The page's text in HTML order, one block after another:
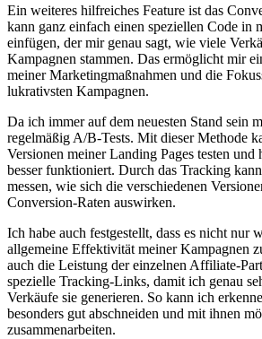
Ein⁤ weiteres ⁢hilfreiches Feature‌ ist‌ das
kann ganz einfach einen ⁣speziellen Code in
einfügen, der mir genau sagt,⁣ wie viele
Kampagnen stammen. Das⁤ ermöglicht mir
meiner Marketingmaßnahmen‍ und die
lukrativsten Kampagnen.
Da ⁣ich immer⁢ auf dem ‍neuesten ⁤Stand⁣ sein
regelmäßig A/B-Tests. Mit ⁣dieser Methode
Versionen ‍meiner Landing Pages testen und
besser⁢ funktioniert. Durch das Tracking
messen, wie ‍sich die verschiedenen
Conversion-Raten auswirken.
Ich habe ⁢auch festgestellt, dass es nicht nur
allgemeine Effektivität‍ meiner Kampagnen
auch die Leistung der einzelnen Affiliate-
spezielle​ Tracking-Links, damit ⁤ich genau
⁢Verkäufe sie generieren. So kann ich
besonders⁤ gut‍ abschneiden ⁤und mit ihnen
zusammenarbeiten.